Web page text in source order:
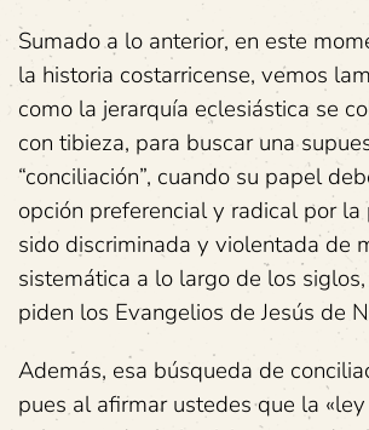
Sumado a lo anterior, en este
la historia costarricense, vemos
como la jerarquía eclesiástica se
con tibieza, para buscar una
“conciliación”, cuando su papel
opción preferencial y radical por la
sido discriminada y violentada de
sistemática a lo largo de los
piden los Evangelios de Jesús de
Además, esa búsqueda de
pues al afirmar ustedes que la